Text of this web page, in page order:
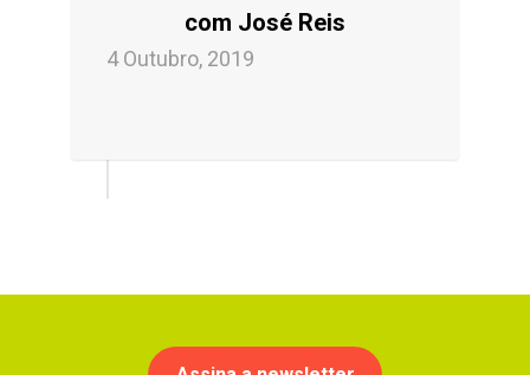
com José Reis
4 Outubro, 2019